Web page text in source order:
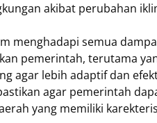
akibat perubahan
menghadapi semua
pemerintah, terutama
agar lebih adaptif dan
agar pemerintah
yang memiliki